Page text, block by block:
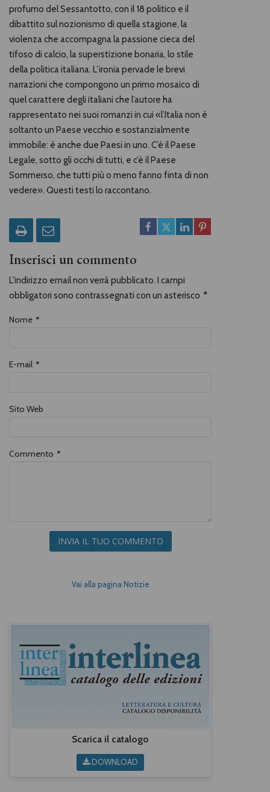
profumo del Sessantotto, con il 18 politico e il
dibattito sul nozionismo di quella stagione, la
violenza che accompagna la passione cieca del
tifoso di calcio, la superstizione bonaria, lo stile
della politica italiana. L’ironia pervade le brevi
narrazioni che compongono un primo mosaico di
quel carattere degli italiani che l’autore ha
rappresentato nei suoi romanzi in cui «l’Italia non è
soltanto un Paese vecchio e sostanzialmente
immobile: è anche due Paesi in uno. C’è il Paese
Legale, sotto gli occhi di tutti, e c’è il Paese
Sommerso, che tutti più o meno fanno finta di non
vedere». Questi testi lo raccontano.
Inserisci un commento
L'indirizzo email non verrà pubblicato. I campi
obbligatori sono contrassegnati con un asterisco *
Nome *
E-mail *
Sito Web
Commento *
INVIA IL TUO COMMENTO
Vai alla pagina Notizie
Scarica il catalogo
DOWNLOAD